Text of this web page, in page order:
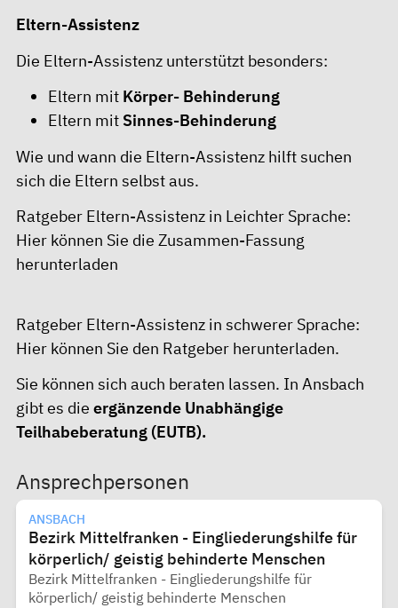
Eltern-Assistenz
Die Eltern-Assistenz unterstützt besonders:
Eltern mit Körper- Behinderung
Eltern mit Sinnes-Behinderung
Wie und wann die Eltern-Assistenz hilft suchen
sich die Eltern selbst aus.
Ratgeber Eltern-Assistenz in Leichter Sprache:
Hier können Sie die Zusammen-Fassung
herunterladen
Ratgeber Eltern-Assistenz in schwerer Sprache:
Hier können Sie den Ratgeber herunterladen.
Sie können sich auch beraten lassen. In Ansbach
gibt es die ergänzende Unabhängige
Teilhabeberatung (EUTB).
Ansprechpersonen
ANSBACH
Bezirk Mittelfranken - Eingliederungshilfe für
körperlich/ geistig behinderte Menschen
Bezirk Mittelfranken - Eingliederungshilfe für
körperlich/ geistig behinderte Menschen